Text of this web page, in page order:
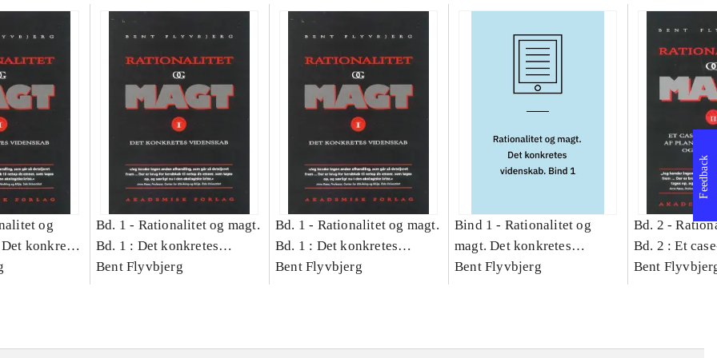
og
konkretes
Bd. 1 - Rationalitet og magt.
Bd. 1 : Det konkretes
videnskab
Bent Flyvbjerg
Bd. 1 - Rationalitet og magt.
Bd. 1 : Det konkretes
videnskab
Bent Flyvbjerg
Bind 1 - Rationalitet og
magt. Det konkretes
videnskab. Bind 1
Bent Flyvbjerg
Bd. 2 -
Bd. 2 : Et
studie af
Bent
Feedback